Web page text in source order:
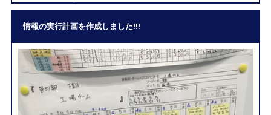
情報の実行計画を作成しました!!!